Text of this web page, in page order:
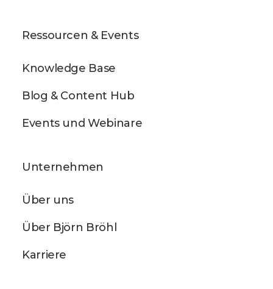
Ressourcen & Events
Knowledge Base
Blog & Content Hub
Events und Webinare
Unternehmen
Über uns
Über Björn Bröhl
Karriere